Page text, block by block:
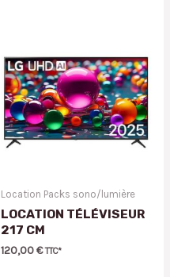
Location Packs sono/lumière
LOCATION TÉLÉVISEUR
217 CM
120,00€ TTC*